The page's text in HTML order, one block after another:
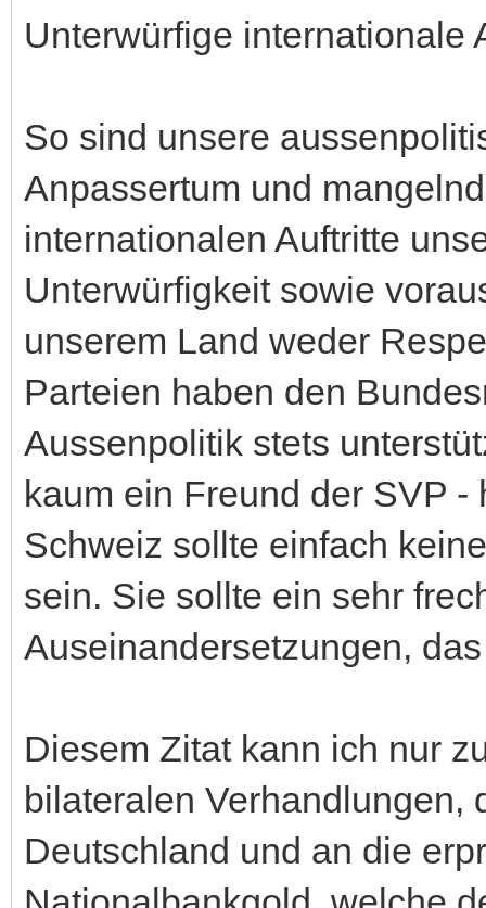
Unterwürfige internationale
So sind unsere
Anpassertum und
internationalen Auftritte
Unterwürfigkeit sowie
unserem Land weder
Parteien haben den
Aussenpolitik stets
kaum ein Freund der SVP -
Schweiz sollte einfach
sein. Sie sollte ein sehr
Auseinandersetzungen,
Diesem Zitat kann ich nur
bilateralen Verhandlungen,
Deutschland und an die